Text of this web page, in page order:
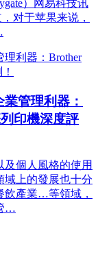
）网易科技讯
对于苹果来说，
管理利器：
印機深度評
個人風格的使用
域上的發展也十分
飲產業…等領域，
…